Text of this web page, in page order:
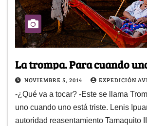
La trompa. Para cuando
NOVIEMBRE 5, 2014 EXPEDICIÓN
-¿Qué va a tocar? -Este se llama
uno cuando uno está triste. Lenis
autoridad reasentamiento Tamaquito